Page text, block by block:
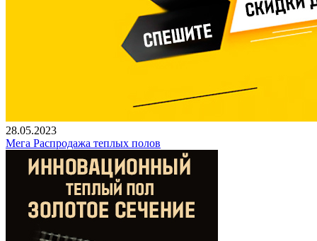
28.05.2023
Мега Распродажа теплых полов